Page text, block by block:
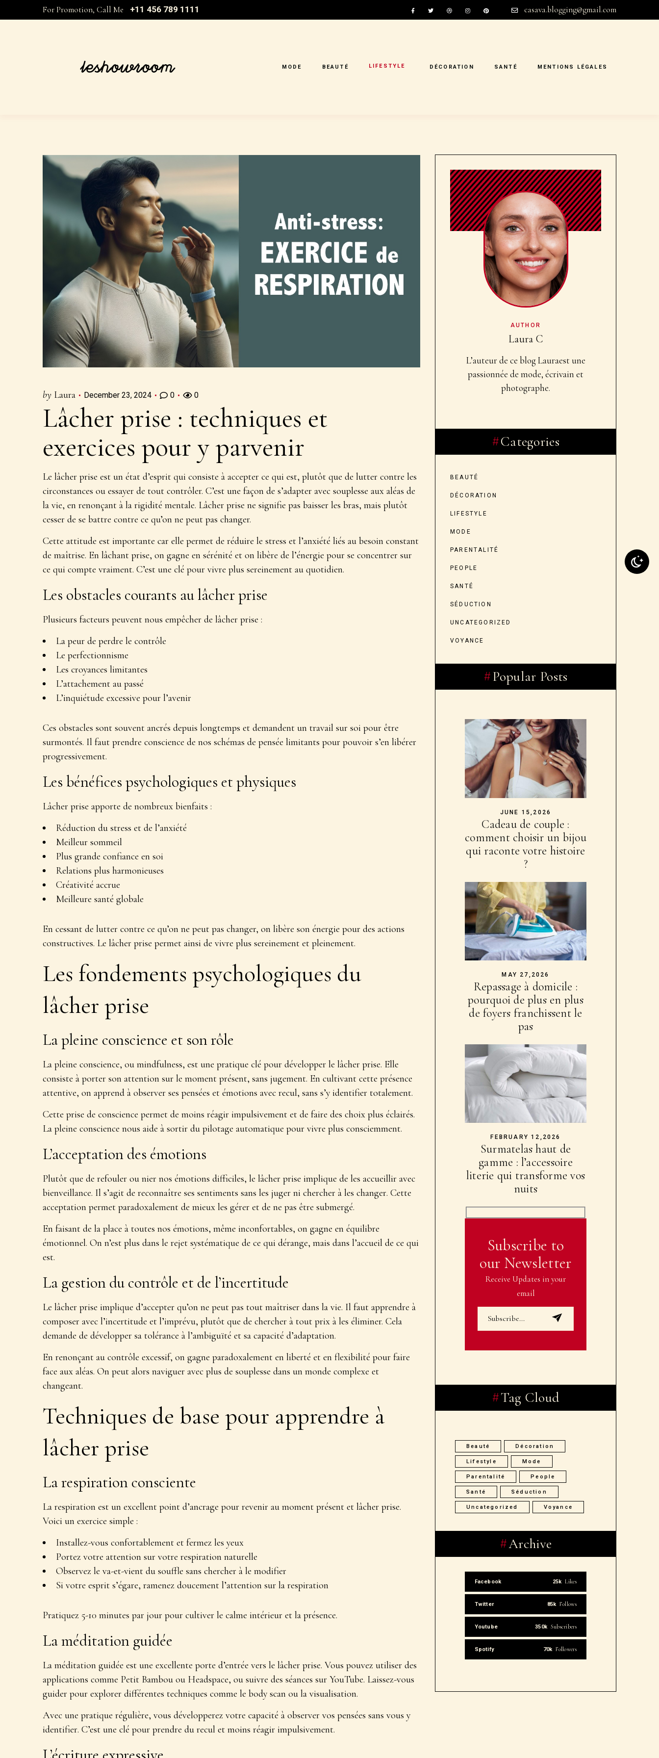
For Promotion, Call Me +11 456 789 1111 casava.blogging@gmail.com
MODE BEAUTÉ LIFESTYLE DÉCORATION SANTÉ MENTIONS LÉGALES
by Laura December 23, 2024 0 0
Lâcher prise : techniques et
exercices pour y parvenir
Le lâcher prise est un état d’esprit qui consiste à accepter ce qui est, plutôt que de lutter contre les
circonstances ou essayer de tout contrôler. C’est une façon de s’adapter avec souplesse aux aléas de
la vie, en renonçant à la rigidité mentale. Lâcher prise ne signifie pas baisser les bras, mais plutôt
cesser de se battre contre ce qu’on ne peut pas changer.
Cette attitude est importante car elle permet de réduire le stress et l’anxiété liés au besoin constant
de maîtrise. En lâchant prise, on gagne en sérénité et on libère de l’énergie pour se concentrer sur
ce qui compte vraiment. C’est une clé pour vivre plus sereinement au quotidien.
Les obstacles courants au lâcher prise
Plusieurs facteurs peuvent nous empêcher de lâcher prise :
La peur de perdre le contrôle
Le perfectionnisme
Les croyances limitantes
L’attachement au passé
L’inquiétude excessive pour l’avenir
Ces obstacles sont souvent ancrés depuis longtemps et demandent un travail sur soi pour être
surmontés. Il faut prendre conscience de nos schémas de pensée limitants pour pouvoir s’en libérer
progressivement.
Les bénéfices psychologiques et physiques
Lâcher prise apporte de nombreux bienfaits :
Réduction du stress et de l’anxiété
Meilleur sommeil
Plus grande confiance en soi
Relations plus harmonieuses
Créativité accrue
Meilleure santé globale
En cessant de lutter contre ce qu’on ne peut pas changer, on libère son énergie pour des actions
constructives. Le lâcher prise permet ainsi de vivre plus sereinement et pleinement.
Les fondements psychologiques du
lâcher prise
La pleine conscience et son rôle
La pleine conscience, ou mindfulness, est une pratique clé pour développer le lâcher prise. Elle
consiste à porter son attention sur le moment présent, sans jugement. En cultivant cette présence
attentive, on apprend à observer ses pensées et émotions avec recul, sans s’y identifier totalement.
Cette prise de conscience permet de moins réagir impulsivement et de faire des choix plus éclairés.
La pleine conscience nous aide à sortir du pilotage automatique pour vivre plus consciemment.
L’acceptation des émotions
Plutôt que de refouler ou nier nos émotions difficiles, le lâcher prise implique de les accueillir avec
bienveillance. Il s’agit de reconnaître ses sentiments sans les juger ni chercher à les changer. Cette
acceptation permet paradoxalement de mieux les gérer et de ne pas être submergé.
En faisant de la place à toutes nos émotions, même inconfortables, on gagne en équilibre
émotionnel. On n’est plus dans le rejet systématique de ce qui dérange, mais dans l’accueil de ce qui
est.
La gestion du contrôle et de l’incertitude
Le lâcher prise implique d’accepter qu’on ne peut pas tout maîtriser dans la vie. Il faut apprendre à
composer avec l’incertitude et l’imprévu, plutôt que de chercher à tout prix à les éliminer. Cela
demande de développer sa tolérance à l’ambiguïté et sa capacité d’adaptation.
En renonçant au contrôle excessif, on gagne paradoxalement en liberté et en flexibilité pour faire
face aux aléas. On peut alors naviguer avec plus de souplesse dans un monde complexe et
changeant.
Techniques de base pour apprendre à
lâcher prise
La respiration consciente
La respiration est un excellent point d’ancrage pour revenir au moment présent et lâcher prise.
Voici un exercice simple :
Installez-vous confortablement et fermez les yeux
Portez votre attention sur votre respiration naturelle
Observez le va-et-vient du souffle sans chercher à le modifier
Si votre esprit s’égare, ramenez doucement l’attention sur la respiration
Pratiquez 5-10 minutes par jour pour cultiver le calme intérieur et la présence.
La méditation guidée
La méditation guidée est une excellente porte d’entrée vers le lâcher prise. Vous pouvez utiliser des
applications comme Petit Bambou ou Headspace, ou suivre des séances sur YouTube. Laissez-vous
guider pour explorer différentes techniques comme le body scan ou la visualisation.
Avec une pratique régulière, vous développerez votre capacité à observer vos pensées sans vous y
identifier. C’est une clé pour prendre du recul et moins réagir impulsivement.
AUTHOR
Laura C
L’auteur de ce blog Lauraest une
passionnée de mode, écrivain et
photographe.
Categories
BEAUTÉ
DÉCORATION
LIFESTYLE
MODE
PARENTALITÉ
PEOPLE
SANTÉ
SÉDUCTION
UNCATEGORIZED
VOYANCE
Popular Posts
JUNE 15,2026
Cadeau de couple :
comment choisir un bijou
qui raconte votre histoire
?
MAY 27,2026
Repassage à domicile :
pourquoi de plus en plus
de foyers franchissent le
pas
FEBRUARY 12,2026
Surmatelas haut de
gamme : l’accessoire
literie qui transforme vos
nuits
Subscribe to
our Newsletter
Receive Updates in your
email
Tag Cloud
Beauté Décoration
Lifestyle Mode
Parentalité People
Santé Séduction
Uncategorized Voyance
Archive
Facebook 25k Likes
Twitter 85k Follows
Youtube 350k Subscribers
Spotify 70k Followers